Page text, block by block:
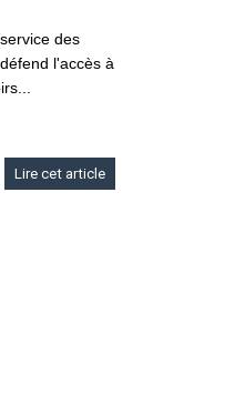
des
l'accès à
Lire cet article